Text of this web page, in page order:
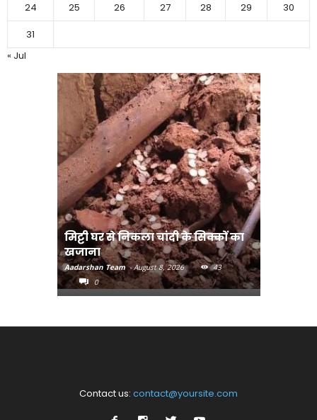
24
25 26 27 28 29
30
31
« Jul
मिट्टी घर से निकला चांदी के सिक्कों का
खजाना
Aadarshan Team - August 8, 2026
43
0
Contact us: contact@yoursite.com